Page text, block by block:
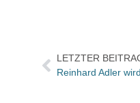
LETZTER